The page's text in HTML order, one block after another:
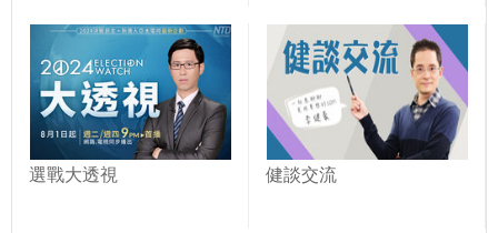
選戰大透視 健談交流